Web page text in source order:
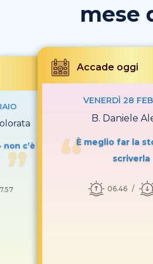
mese
non c’è
Accade oggi
VENERDÌ 28
B. Daniele
È meglio far la
scriverla
06.46